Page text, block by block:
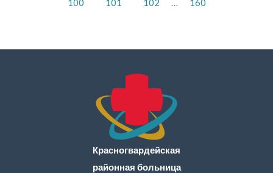
100 101 102 … 160
Красногвардейская
районная больница